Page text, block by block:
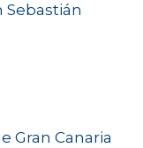
Sebastián
Gran Canaria